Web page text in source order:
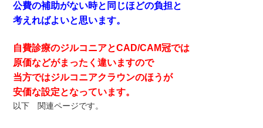
公費の補助がない時と同じほどの負担と
考えればよいと思います。
自費診療のジルコニアとCAD/CAM冠では
原価などがまったく違いますので
当方ではジルコニアクラウンのほうが
安価な設定となっています。
以下 関連ページです。